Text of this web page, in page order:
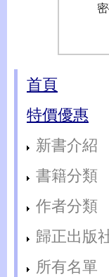
首頁
特價優惠
新書介紹
書籍分類
作者分類
歸正出版
所有名單